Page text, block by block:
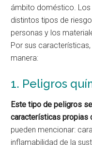
ámbito doméstico.
distintos tipos de
personas y los
Por sus
manera:
1. Peligros
Este tipo de peligros
características propias
pueden mencionar:
inflamabilidad de la